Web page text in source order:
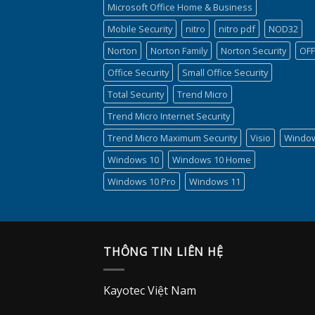
Microsoft Office Home & Business
Mobile Security
nitro nitro pdf
NOD32
Norton
Norton Family Norton Security
Office Security
Small Office Security
Total Security
Trend Micro
Trend Micro Internet Security
Trend Micro Maximum Security
Visio
Windows 10
Windows 10 Home
Windows 10 Pro
Windows 11
THÔNG TIN LIÊN HỆ
Kayotec Việt Nam